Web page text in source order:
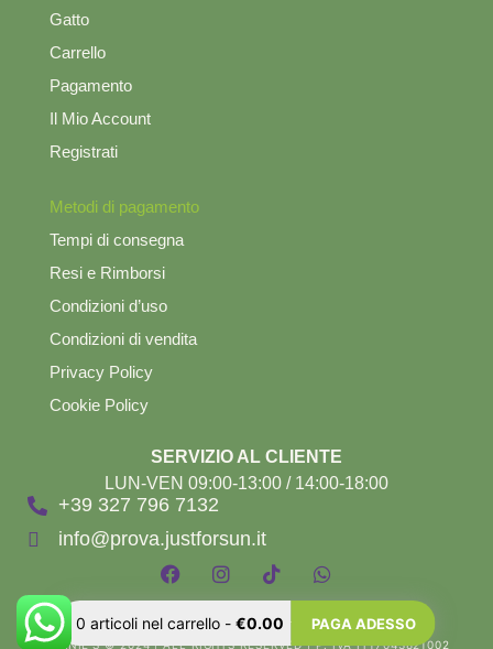
Gatto
Carrello
Pagamento
Il Mio Account
Registrati
Metodi di pagamento
Tempi di consegna
Resi e Rimborsi
Condizioni d’uso
Condizioni di vendita
Privacy Policy
Cookie Policy
SERVIZIO AL CLIENTE
LUN-VEN 09:00-13:00 / 14:00-18:00
+39 327 796 7132
info@prova.justforsun.it
BARNIE'S © 2024 | ALL RIGHTS RESERVED | P. IVA IT17043821002
0 articoli nel carrello - €0.00 PAGA ADESSO